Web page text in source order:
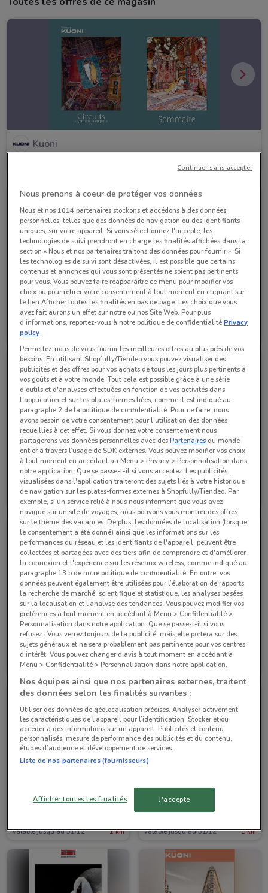
Kuoni
Kuoni
Valable jusqu'au 30/06
Kuoni
Kuoni
Valable jusqu'au 31/12 1 km
Kuoni
Valable jusqu'au 31/12
Kuoni
Valable jusqu'au 08/05 1 km
Kuoni
Valable jusqu'au 31/12
Valable jusqu'au 31/12 1 km
Kuoni
Valable jusqu'au 31/12 1 km
Nous prenons à coeur de protéger vos données
Nous et nos 1014partenaires stockons et accédons à des données
personnelles, telles que des données de navigation ou des identifiants
uniques, sur votre appareil. Si vous sélectionnez J'accepte, les
technologies de suivi prendront en charge les finalités affichées dans la
section « Nous et nos partenaires traitons des données pour fournir ». Si
les technologies de suivi sont désactivées, il est possible que certains
contenus et annonces qui vous sont présentés ne soient pas pertinents
pour vous. Vous pouvez faire réapparaître ce menu pour modifier vos
choix ou pour retirer votre consentement à tout moment en cliquant sur
le lien Afficher toutes les finalités en bas de page. Les choix que vous
avez fait aurons un effet sur notre ou nos Site Web. Pour plus
d’informations, reportez-vous à notre politique de confidentialité.Privacy
policy
Permettez-nous de vous fournir les meilleures offres au plus près de vos
besoins: En utilisant Shopfully/Tiendeo vous pouvez visualiser des
publicités et des offres pour vos achats de tous les jours plus pertinents à
vos goûts et à votre monde. Tout cela est possible grâce à une série
d'outils et d'analyses effectuées en fonction de vos activités dans
l'application et sur les plates-formes liées, comme il est indiqué au
paragraphe 2 de la politique de confidentialité. Pour ce faire, nous
avons besoin de votre consentement pour l'utilisation des données
recueillies à cet effet. Si vous donnez votre consentement nous
partagerons vos données personnelles avec desPartenaires du monde
entier à travers l’usage de SDK externes. Vous pouvez modifier vos choix
à tout moment en accédant au Menu > Privacy > Personnalisation dans
notre application. Que se passe-t-il si vous acceptez: Les publicités
visualisées dans l'application traiteront des sujets liés à votre historique
de navigation sur les plates-formes externes à Shopfully/Tiendeo. Par
exemple, si un service relié à nous nous informent que vous avez
navigué sur un site de voyages, nous pouvons vous montrer des offres
sur le thème des vacances. De plus, les données de localisation (lorsque
le consentement a été donné) ainsi que les informations sur les
performances du réseau et les identifiants de l'appareil, peuvent être
collectées et partagées avec des tiers afin de comprendre et d'améliorer
la connexion et l'expérience sur les réseaux wireless, comme indiqué au
paragraphe 13.b de notre politique de confidentialité. En outre, vos
données peuvent également être utilisées pour l’élaboration de rapports,
la recherche de marché, scientifique et statistique, les analyses basées
sur la localisation et l’analyse des tendances. Vous pouvez modifier vos
préférences à tout moment en accédant à Menu > Confidentialité >
Personnalisation dans notre application. Que se passe-t-il si vous
refusez : Vous verrez toujours de la publicité, mais elle portera sur des
sujets généraux et ne sera probablement pas pertinente pour vos centres
d’intérêt. Vous pouvez changer d’avis à tout moment en accédant à
Menu > Confidentialité > Personnalisation dans notre application.
Nos équipes ainsi que nos partenaires externes, traitent
des données selon les finalités suivantes :
Utiliser des données de géolocalisation précises. Analyser activement
les caractéristiques de l’appareil pour l’identification. Stocker et/ou
accéder à des informations sur un appareil. Publicités et contenu
personnalisés, mesure de performance des publicités et du contenu,
études d’audience et développement de services.
Liste de nos partenaires (fournisseurs)
Afficher toutes les finalités J'accepte
Continuer sans accepter